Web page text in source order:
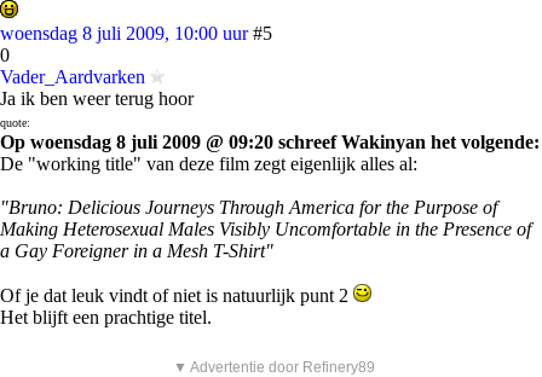
woensdag 8 juli 2009, 10:00 uur #5
0
Vader_Aardvarken
Ja ik ben weer terug hoor
quote:
Op woensdag 8 juli 2009 @ 09:20 schreef Wakinyan het volgende:
De "working title" van deze film zegt eigenlijk alles al:
"Bruno: Delicious Journeys Through America for the Purpose of
Making Heterosexual Males Visibly Uncomfortable in the Presence of
a Gay Foreigner in a Mesh T-Shirt"
Of je dat leuk vindt of niet is natuurlijk punt 2
Het blijft een prachtige titel.
▼ Advertentie door Refinery89